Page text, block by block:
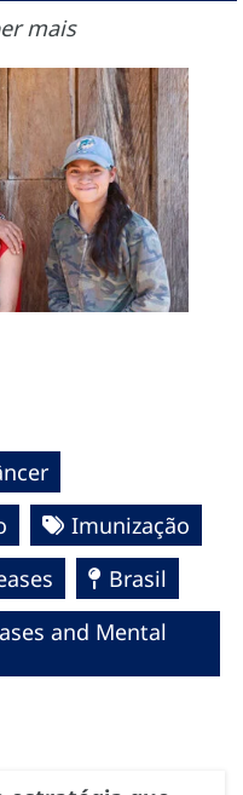
mais
Imunização
Brasil
and Mental